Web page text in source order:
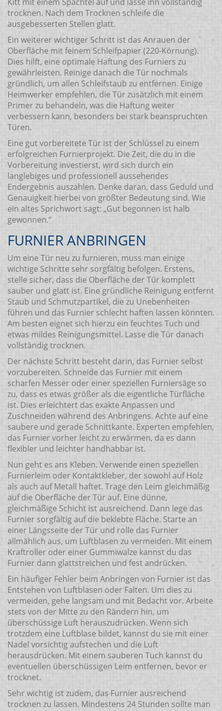
trocknen. Nach dem Trocknen schleife die
ausgebesserten Stellen glatt.
Ein weiterer wichtiger Schritt ist das Anrauen der
Oberfläche mit feinem Schleifpapier (220-Körnung).
Dies hilft, eine optimale Haftung des Furniers zu
gewährleisten. Reinige danach die Tür nochmals
gründlich, um allen Schleifstaub zu entfernen. Einige
Heimwerker empfehlen, die Tür zusätzlich mit einem
Primer zu behandeln, was die Haftung weiter
verbessern kann, besonders bei stark beanspruchten
Türen.
Eine gut vorbereitete Tür ist der Schlüssel zu einem
erfolgreichen Furnierprojekt. Die Zeit, die du in die
Vorbereitung investierst, wird sich durch ein
langlebiges und professionell aussehendes
Endergebnis auszahlen. Denke daran, dass Geduld und
Genauigkeit hierbei von größter Bedeutung sind. Wie
ein altes Sprichwort sagt: „Gut begonnen ist halb
gewonnen.“
FURNIER ANBRINGEN
Um eine Tür neu zu furnieren, muss man einige
wichtige Schritte sehr sorgfältig befolgen. Erstens,
stelle sicher, dass die Oberfläche der Tür komplett
sauber und glatt ist. Eine gründliche Reinigung entfernt
Staub und Schmutzpartikel, die zu Unebenheiten
führen und das Furnier schlecht haften lassen könnten.
Am besten eignet sich hierzu ein feuchtes Tuch und
etwas mildes Reinigungsmittel. Lasse die Tür danach
vollständig trocknen.
Der nächste Schritt besteht darin, das Furnier selbst
vorzubereiten. Schneide das Furnier mit einem
scharfen Messer oder einer speziellen Furniersäge so
zu, dass es etwas größer als die eigentliche Türfläche
ist. Dies erleichtert das exakte Anpassen und
Zuschneiden während des Anbringens. Achte auf eine
saubere und gerade Schnittkante. Experten empfehlen,
das Furnier vorher leicht zu erwärmen, da es dann
flexibler und leichter handhabbar ist.
Nun geht es ans Kleben. Verwende einen speziellen
Furnierleim oder Kontaktkleber, der sowohl auf Holz
als auch auf Metall haftet. Trage den Leim gleichmäßig
auf die Oberfläche der Tür auf. Eine dünne,
gleichmäßige Schicht ist ausreichend. Dann lege das
Furnier sorgfältig auf die beklebte Fläche. Starte an
einer Längsseite der Tür und rolle das Furnier
allmählich aus, um Luftblasen zu vermeiden. Mit einem
Kraftroller oder einer Gummiwalze kannst du das
Furnier dann glattstreichen und fest andrücken.
Ein häufiger Fehler beim Anbringen von Furnier ist das
Entstehen von Luftblasen oder Falten. Um dies zu
vermeiden, gehe langsam und mit Bedacht vor. Arbeite
stets von der Mitte zu den Rändern hin, um
überschüssige Luft herauszudrücken. Wenn sich
trotzdem eine Luftblase bildet, kannst du sie mit einer
Nadel vorsichtig aufstechen und die Luft
herausdrücken. Mit einem sauberen Tuch kannst du
eventuellen überschüssigen Leim entfernen, bevor er
trocknet.
Sehr wichtig ist zudem, das Furnier ausreichend
trocknen zu lassen. Mindestens 24 Stunden sollte man